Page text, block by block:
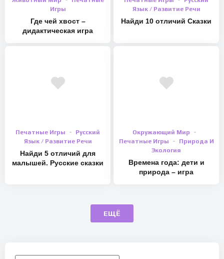
Игры
Где чей хвост –
дидактическая игра
Язык / Развитие Речи
Найди 10 отличий Сказки
Печатные Игры
Русский
Язык / Развитие Речи
Найди 5 отличий для
малышей. Русские сказки
Окружающий Мир
Печатные Игры
Природа И
Экология
Времена года: дети и
природа – игра
ЕЩЁ